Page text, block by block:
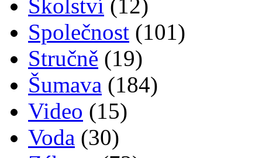
Školství (12)
Společnost (101)
Stručně (19)
Šumava (184)
Video (15)
Voda (30)